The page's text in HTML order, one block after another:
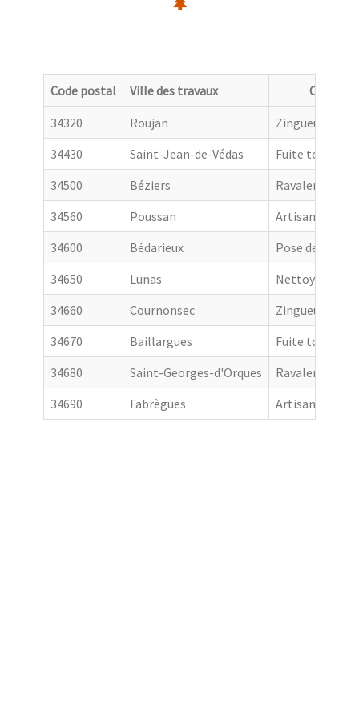
Code postal Ville des travaux
34320
Roujan
Zingueur
34430
Saint-Jean-de-Védas
Fuite toiture
34500
Béziers
Ravalement
34560
Poussan
Artisan
34600
Bédarieux
Pose de
34650
Lunas
Nettoyage de
34660
Cournonsec
Zingueur
34670
Baillargues
Fuite toiture
34680
Saint-Georges-d'Orques
Ravalement
34690
Fabrègues Artisan